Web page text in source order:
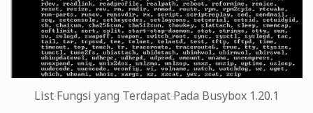
List Fungsi yang Terdapat Pada Busybox 1.20.1